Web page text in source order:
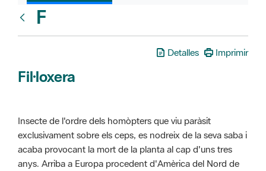
F
Detalles Imprimir
Fil·loxera
Insecte de l'ordre dels homòpters que viu paràsit
exclusivament sobre els ceps, es nodreix de la seva saba i
acaba provocant la mort de la planta al cap d'uns tres
anys. Arriba a Europa procedent d'Amèrica del Nord de